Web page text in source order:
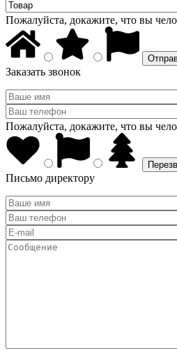
Пожалуйста, докажите, что вы
Заказать звонок
Пожалуйста, докажите, что вы
Письмо директору